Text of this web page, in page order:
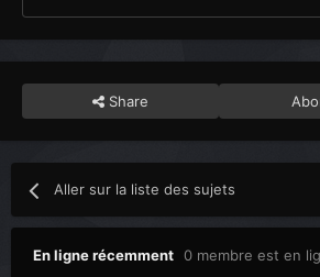
Share
Aller sur la liste des sujets
En ligne récemment 0 membre est en